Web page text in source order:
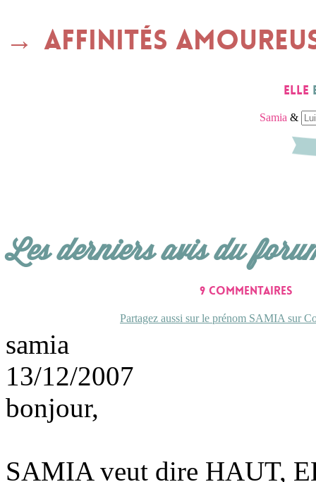
Affinités
Elle
Samia &
Les derniers avis du
9 commentaires
Partagez aussi sur le prénom SAMIA sur
samia
13/12/2007
bonjour,
SAMIA veut dire HAUT,